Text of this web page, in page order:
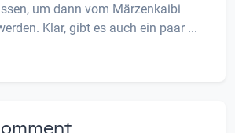
um dann vom Märzenkaibi
Klar, gibt es auch ein paar ...